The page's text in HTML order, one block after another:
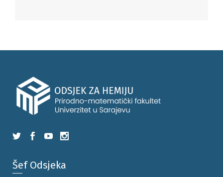
Šef Odsjeka